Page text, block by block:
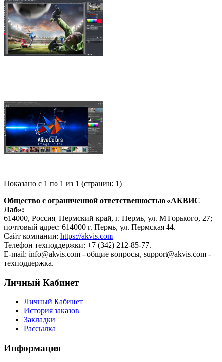
Показано с 1 по 1 из 1 (страниц: 1)
Общество с ограниченной ответственностью «АКВИС
Лаб»:
614000, Россия, Пермский край, г. Пермь, ул. М.Горького, 27;
почтовый адрес: 614000 г. Пермь, ул. Пермская 44.
Сайт компании: https://akvis.com
Телефон техподдержки: +7 (342) 212-85-77.
E-mail: info@akvis.com - общие вопросы, support@akvis.com -
техподдержка.
Личный Кабинет
Личный Кабинет
История заказов
Закладки
Рассылка
Информация